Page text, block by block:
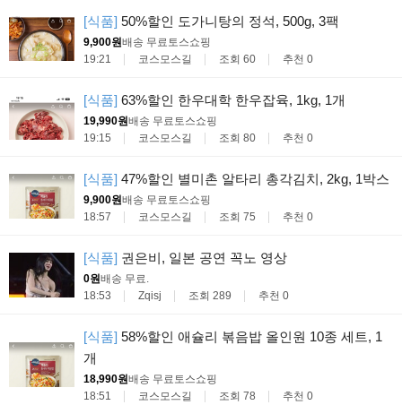
[식품] 50%할인 도가니탕의 정석, 500g, 3팩
9,900원배송 무료토스쇼핑
19:21
코스모스길 조회 60 추천 0
[식품] 63%할인 한우대학 한우잡육, 1kg, 1개
19,990원배송 무료토스쇼핑
19:15
코스모스길 조회 80 추천 0
[식품] 47%할인 별미촌 알타리 총각김치, 2kg, 1박스
9,900원배송 무료토스쇼핑
18:57
코스모스길 조회 75 추천 0
[식품] 권은비, 일본 공연 꼭노 영상
0원배송 무료.
18:53
Zqisj 조회 289 추천 0
[식품] 58%할인 애슐리 볶음밥 올인원 10종 세트, 1
개
18,990원배송 무료토스쇼핑
18:51
코스모스길 조회 78 추천 0